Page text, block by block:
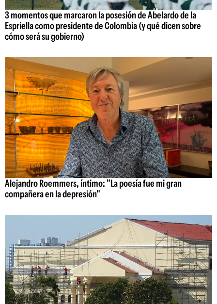
3 momentos que marcaron la posesión de Abelardo de la
Espriella como presidente de Colombia (y qué dicen sobre
cómo será su gobierno)
Alejandro Roemmers, íntimo: "La poesía fue mi gran
compañera en la depresión"